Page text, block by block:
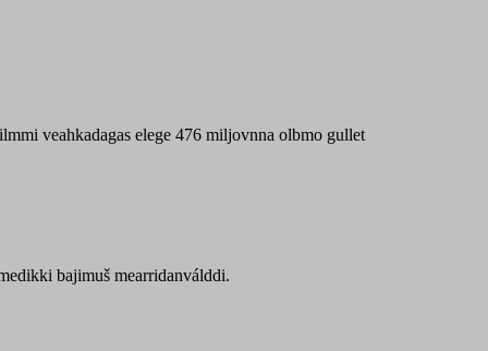
veahkadagas elege 476 miljovnna olbmo gullet
bajimuš mearridanválddi.